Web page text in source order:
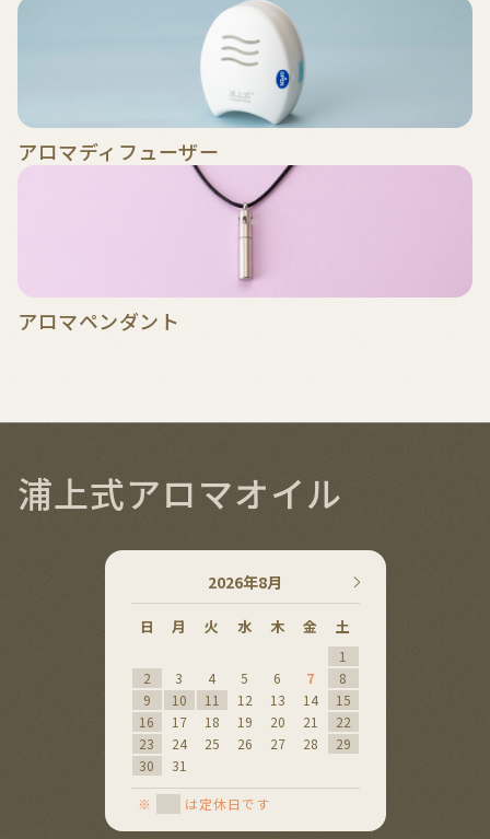
アロマディフューザー
アロマペンダント
浦上式アロマオイル
2026年8月
日 月 火 水 木 金 土
1
2
3 4 5 6 7
8
9
10 11 12 13 14
15
16
17 18 19 20 21
22
23
24 25 26 27 28
29
30
31
※ は定休日です